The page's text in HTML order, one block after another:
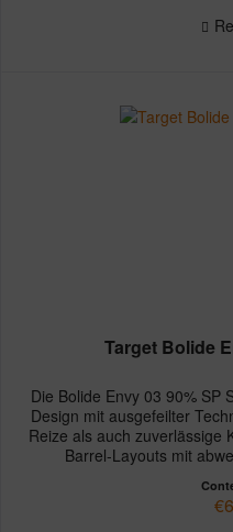
Target Bolide
Die Bolide Envy 03 90% SP
Design mit ausgefeilter
Reize als auch zuverlässige
Barrel-Layouts mit